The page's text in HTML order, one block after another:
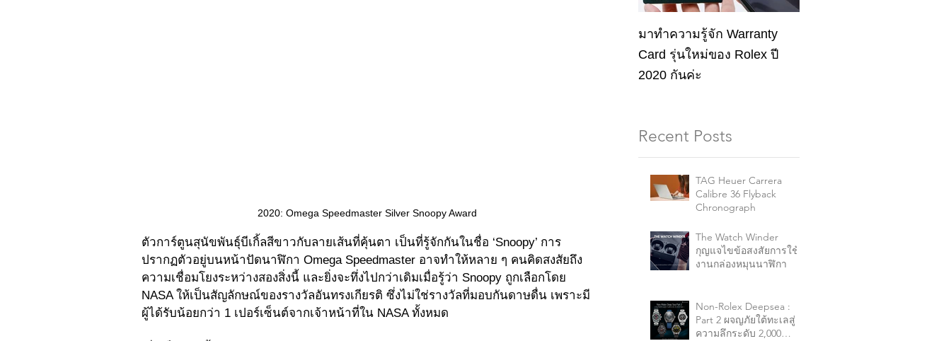
2020: Omega Speedmaster Silver Snoopy Award
ตัวการ์ตูนสุนัขพันธุ์บีเกิ้ลสีขาวกับลายเส้นที่คุ้นตา เป็นที่รู้จักกันในชื่อ ‘Snoopy’ การ
ปรากฏตัวอยู่บนหน้าปัดนาฬิกา Omega Speedmaster อาจทำให้หลาย ๆ คนคิดสงสัยถึง
ความเชื่อมโยงระหว่างสองสิ่งนี้ และยิ่งจะทึ่งไปกว่าเดิมเมื่อรู้ว่า Snoopy ถูกเลือกโดย
NASA ให้เป็นสัญลักษณ์ของรางวัลอันทรงเกียรติ ซึ่งไม่ใช่รางวัลที่มอบกันดาษดื่น เพราะมี
ผู้ได้รับน้อยกว่า 1 เปอร์เซ็นต์จากเจ้าหน้าที่ใน NASA ทั้งหมด
มาทำความรู้จัก Warranty
Card รุ่นใหม่ของ Rolex ปี
2020 กันค่ะ
Recent Posts
TAG Heuer Carrera
Calibre 36 Flyback
Chronograph
The Watch Winder
กุญแจไขข้อสงสัยการใช้
งานกล่องหมุนนาฬิกา
Non-Rolex Deepsea :
Part 2 ผจญภัยใต้ทะเลสู่
ความลึกระดับ 2,000